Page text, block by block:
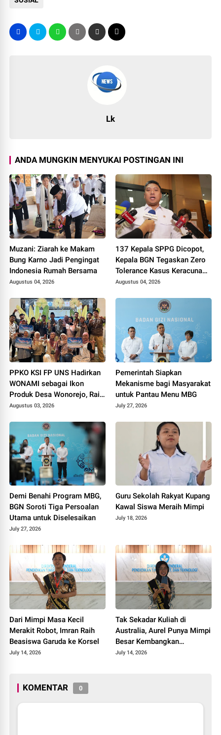
Lk
ANDA MUNGKIN MENYUKAI POSTINGAN INI
Muzani: Ziarah ke Makam
Bung Karno Jadi Pengingat
Indonesia Rumah Bersama
Augustus 04, 2026
137 Kepala SPPG Dicopot,
Kepala BGN Tegaskan Zero
Tolerance Kasus Keracunan
MBG
Augustus 04, 2026
PPKO KSI FP UNS Hadirkan
WONAMI sebagai Ikon
Produk Desa Wonorejo, Raih
Tiga Penghargaan di
Augustus 03, 2026
Pemerintah Siapkan
Mekanisme bagi Masyarakat
untuk Pantau Menu MBG
July 27, 2026
Demi Benahi Program MBG,
BGN Soroti Tiga Persoalan
Utama untuk Diselesaikan
July 27, 2026
Guru Sekolah Rakyat Kupang
Kawal Siswa Meraih Mimpi
July 18, 2026
Dari Mimpi Masa Kecil
Merakit Robot, Imran Raih
Beasiswa Garuda ke Korsel
July 14, 2026
Tak Sekadar Kuliah di
Australia, Aurel Punya Mimpi
Besar Kembangkan
Pengobatan Kanker untuk
July 14, 2026
KOMENTAR 0